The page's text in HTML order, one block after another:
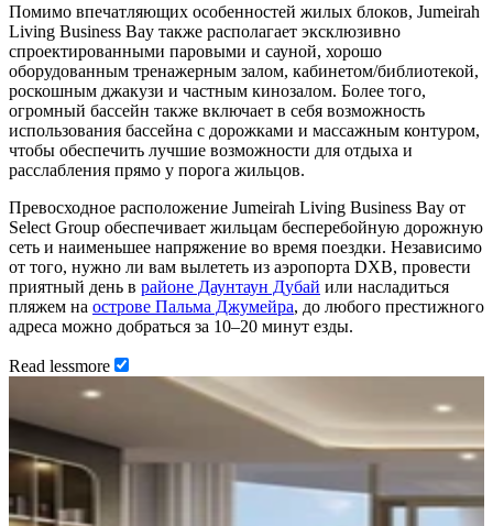
Помимо впечатляющих особенностей жилых блоков, Jumeirah
Living Business Bay также располагает эксклюзивно
спроектированными паровыми и сауной, хорошо
оборудованным тренажерным залом, кабинетом/библиотекой,
роскошным джакузи и частным кинозалом. Более того,
огромный бассейн также включает в себя возможность
использования бассейна с дорожками и массажным контуром,
чтобы обеспечить лучшие возможности для отдыха и
расслабления прямо у порога жильцов.
Превосходное расположение Jumeirah Living Business Bay от
Select Group обеспечивает жильцам бесперебойную дорожную
сеть и наименьшее напряжение во время поездки. Независимо
от того, нужно ли вам вылететь из аэропорта DXB, провести
приятный день в районе Даунтаун Дубай или насладиться
пляжем на острове Пальма Джумейра, до любого престижного
адреса можно добраться за 10–20 минут езды.
Read lessmore